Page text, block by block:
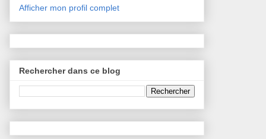
Afficher mon profil complet
Rechercher dans ce blog